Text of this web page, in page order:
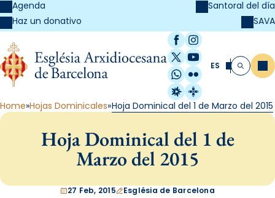
Agenda
Haz un donativo
Santoral del día
SAVA
Facebook
Instagram
X / Twitter
YouTube
WhatsApp
Flickr
Radio Estel
Catalunya
ES Buscar
Home Hojas Dominicales Hoja Dominical del 1 de Marzo del 2015
Hoja Dominical del 1 de
Marzo del 2015
27 Feb, 2015 Església de Barcelona